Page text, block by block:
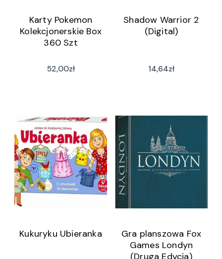
Karty Pokemon
Kolekcjonerskie Box
360 Szt
52,00zł
Shadow Warrior 2
(Digital)
14,64zł
Kukuryku Ubieranka
Gra planszowa Fox
Games Londyn
(Druga Edycja)